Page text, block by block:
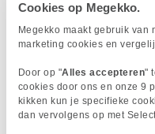
Cookies op Megekko.
Megekko maakt gebruik van
marketing cookies en
Door op "Alles accepteren"
cookies door ons en onze 9
kikken kun je specifieke
dan vervolgens op met
ANTEC NE1000G M
Het product dat je zocht
mogelijk leverbaar te
moment bij geen van
We helpen je graag met